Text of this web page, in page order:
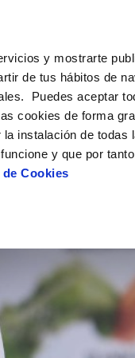
y mostrarte
de tus hábitos de
Puedes aceptar
cookies de forma
instalación de todas
y que por
Cookies
DE
Actualizar datos bancarios
datos de
DE SERVICIO
de compromisos
Counsel (Defensa del
CONTIGO
DEL AGUA
de ahorro